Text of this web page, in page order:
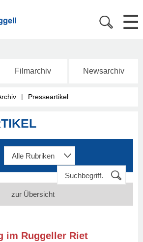
Filmarchiv Newsarchiv
| Presseartikel
zur Übersicht
im Ruggeller Riet